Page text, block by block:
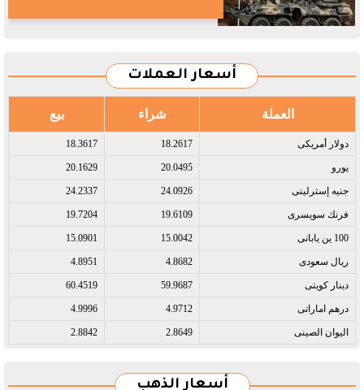
أسعار العملات
العملة شراء بيع
دولار أمريكى​ 18.2617
18.3617
يورو​ 20.0495
20.1629
جنيه إسترلينى​ 24.0926
24.2337
فرنك سويسرى​ 19.6109
19.7204
100 ين يابانى​ 15.0042
15.0901
ريال سعودى​ 4.8682
4.8951
دينار كويتى​ 59.9687
60.4519
درهم اماراتى​ 4.9712
4.9996
اليوان الصينى​ 2.8649
2.8842
أسعار الذهب